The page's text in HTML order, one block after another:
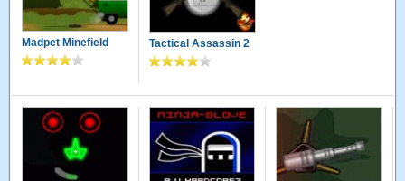
Madpet Minefield Tactical Assassin 2